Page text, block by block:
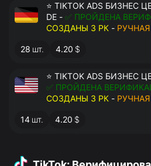
⭐ TIKTOK ADS БИЗНЕС
DE - ✅ ПРОЙДЕНА
СОЗДАНЫ 3 РК -
ДОСТУП К ПОЧТЕ -
ПЕРЕДАЧА В АНТИДЕТЕКТ
28 шт. 4.20 $
⭐ TIKTOK ADS БИЗНЕС
✅ ПРОЙДЕНА
СОЗДАНЫ 3 РК -
ДОСТУП К ПОЧТЕ -
ПЕРЕДАЧА В АНТИДЕТЕКТ
14 шт. 4.20 $